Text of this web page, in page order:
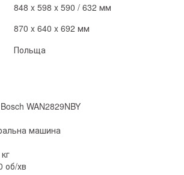
848 x 598 x 590 / 632 мм
870 x 640 x 692 мм
Польща
WAN2829NBY
машина
об/хв